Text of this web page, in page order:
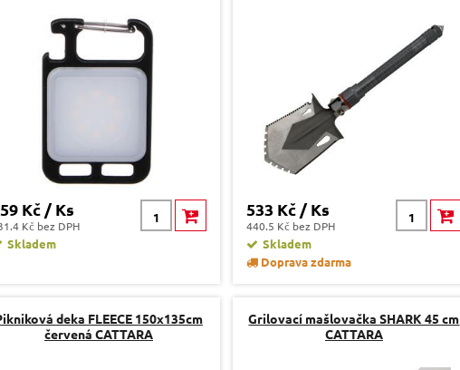
Kč / Ks
Kč bez DPH
Skladem
533 Kč / Ks
440.5 Kč bez DPH
Skladem
Doprava zdarma
deka FLEECE 150x135cm
červená CATTARA
Grilovací mašlovačka SHARK 45 cm
CATTARA